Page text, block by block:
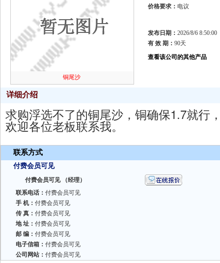
铜尾沙
价格要求： 电议
发布日期： 2026/8/6 8:50:00
有 效 期： 90天
查看该公司的其他产品
详细介绍
求购浮选不了的铜尾沙，铜确保1.7就行
欢迎各位老板联系我。
联系方式
付费会员可见
付费会员可见 （经理）
联系电话： 付费会员可见
手 机： 付费会员可见
传 真： 付费会员可见
地 址： 付费会员可见
邮 编： 付费会员可见
电子信箱： 付费会员可见
公司网站： 付费会员可见